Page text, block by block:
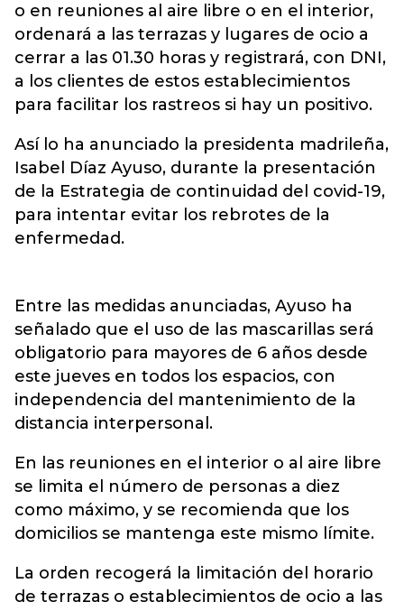
o en reuniones al aire libre o en el interior,
ordenará a las terrazas y lugares de ocio a
cerrar a las 01.30 horas y registrará, con DNI,
a los clientes de estos establecimientos
para facilitar los rastreos si hay un positivo.
Así lo ha anunciado la presidenta madrileña,
Isabel Díaz Ayuso, durante la presentación
de la Estrategia de continuidad del covid-19,
para intentar evitar los rebrotes de la
enfermedad.
Entre las medidas anunciadas, Ayuso ha
señalado que el uso de las mascarillas será
obligatorio para mayores de 6 años desde
este jueves en todos los espacios, con
independencia del mantenimiento de la
distancia interpersonal.
En las reuniones en el interior o al aire libre
se limita el número de personas a diez
como máximo, y se recomienda que los
domicilios se mantenga este mismo límite.
La orden recogerá la limitación del horario
de terrazas o establecimientos de ocio a las